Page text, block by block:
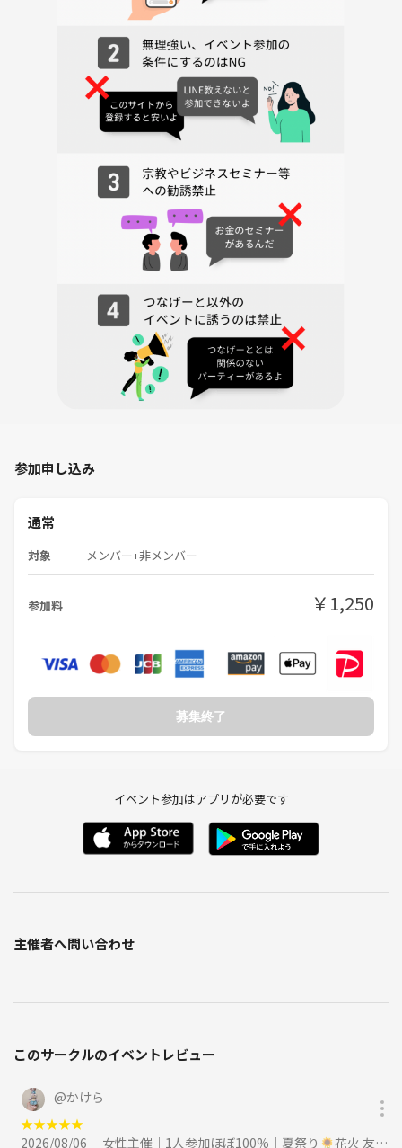
🌷こんな方におすすめ
・カラオケを気軽に楽しみたい
・ゆるく人と話したい
・同年代の友達をつくりたい
✔ 1人参加ほぼ100%
📍開催場所
新宿駅周辺カラオケ
5月6日 14:30〜17:30
参加費（＋つなげーと手数料）＋
🫧イベント後🫧
🌼主催プロフィール
・関西出身 / 26歳
・趣味：カフェ・ご飯巡り、お散歩、音楽
・バンドや女性アイドルも好きで、幅広く音楽を聴くのが好きです🎶
参加申し込み
通常
対象 メンバー+非メンバー
参加料 ￥1,250
募集終了
イベント参加はアプリが必要です
主催者へ問い合わせ
このサークルのイベントレビュー
@かけら
★★★★★
2026/08/06
女性主催｜1人参加ほぼ100%｜夏祭り🌻花火 友達作り｜〜32歳限定 友達作りに参加